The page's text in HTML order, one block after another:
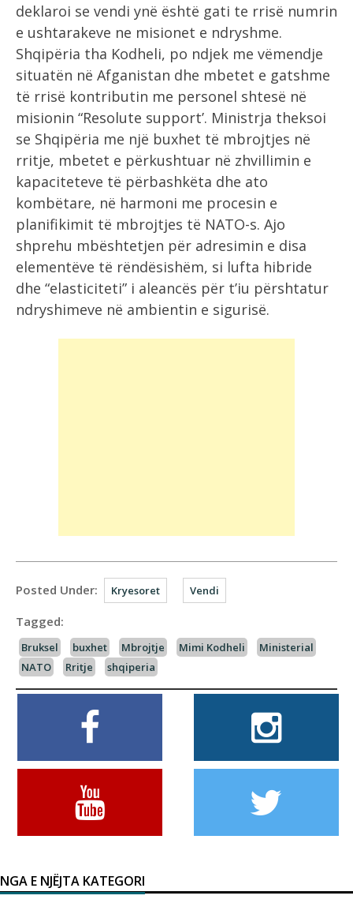
deklaroi se vendi ynë është gati te rrisë numrin
e ushtarakeve ne misionet e ndryshme.
Shqipëria tha Kodheli, po ndjek me vëmendje
situatën në Afganistan dhe mbetet e gatshme
të rrisë kontributin me personel shtesë në
misionin “Resolute support’. Ministrja theksoi
se Shqipëria me një buxhet të mbrojtjes në
rritje, mbetet e përkushtuar në zhvillimin e
kapaciteteve të përbashkëta dhe ato
kombëtare, në harmoni me procesin e
planifikimit të mbrojtjes të NATO-s. Ajo
shprehu mbështetjen për adresimin e disa
elementëve të rëndësishëm, si lufta hibride
dhe “elasticiteti” i aleancës për t’iu përshtatur
ndryshimeve në ambientin e sigurisë.
Posted Under: Kryesoret Vendi
Tagged:
Bruksel buxhet Mbrojtje Mimi Kodheli
Ministerial
NATO
Rritje shqiperia
NGA E NJËJTA KATEGORI